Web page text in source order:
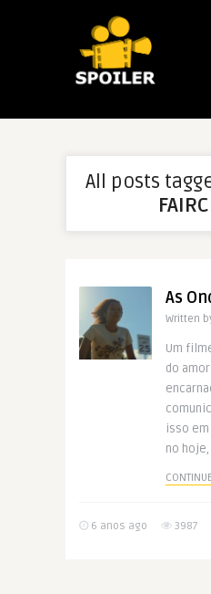
All posts
As
Written
Um
do
isso
no
6 anos ago 3987